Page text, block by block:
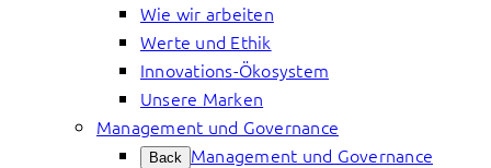
Wie wir arbeiten
Werte und Ethik
Innovations-Ökosystem
Unsere Marken
Management und Governance
Back Management und Governance